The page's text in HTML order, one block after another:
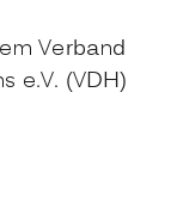
Verband
e.V. (VDH)